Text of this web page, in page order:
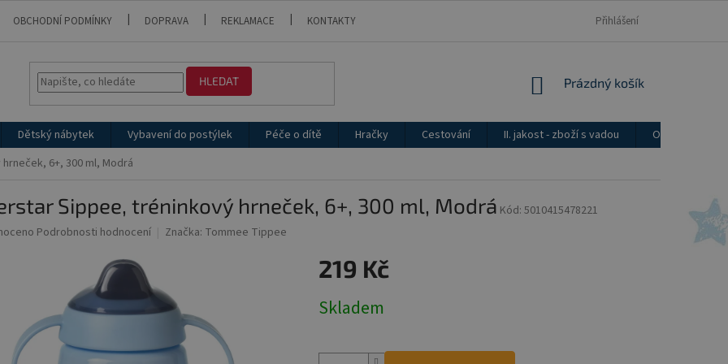
OBCHODNÍ PODMÍNKY DOPRAVA REKLAMACE KONTAKTY Přihlášení
HLEDAT
NÁKUPNÍ
Prázdný košík
Dětský nábytek Vybavení do postýlek Péče o dítě Hračky Cestování II. jakost - zboží s vadou
Ostatní
6+, 300 ml, Modrá
Sippee, tréninkový hrneček, 6+, 300 ml, Modrá Kód: 5010415478221
Podrobnosti hodnocení Značka: Tommee Tippee
219 Kč
cena:
Skladem